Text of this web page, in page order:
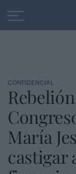
CONFIDENCIAL
María
castigar